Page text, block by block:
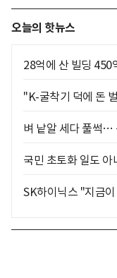
오늘의 핫뉴스
28억에 산 빌딩 450
"K-굴착기 덕에 돈
벼 낱알 세다 풀썩…
국민 초토화 일도
SK하이닉스 "지금